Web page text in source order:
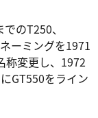
のT250、
ーミングを1971
称変更し、1972
GT550をライン